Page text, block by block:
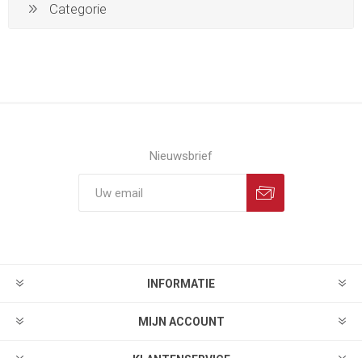
Categorie
Nieuwsbrief
INFORMATIE
MIJN ACCOUNT